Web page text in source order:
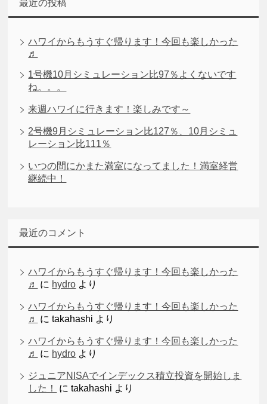
最近の投稿
ハワイからもうすぐ帰ります！今回も楽しかった
♬
1号機10月シミュレーション比97％よくないです
ね。。。
来週ハワイに行きます！楽しみです～
2号機9月シミュレーション比127％、10月シミュ
レーション比111％
いつの間にかまた満室になってました！満室経営
継続中！
最近のコメント
ハワイからもうすぐ帰ります！今回も楽しかった
♬
に hydro より
ハワイからもうすぐ帰ります！今回も楽しかった
♬
にtakahashi より
ハワイからもうすぐ帰ります！今回も楽しかった
♬
に hydro より
ジュニアNISAでインデックス積立投資を開始しま
した！
にtakahashi より